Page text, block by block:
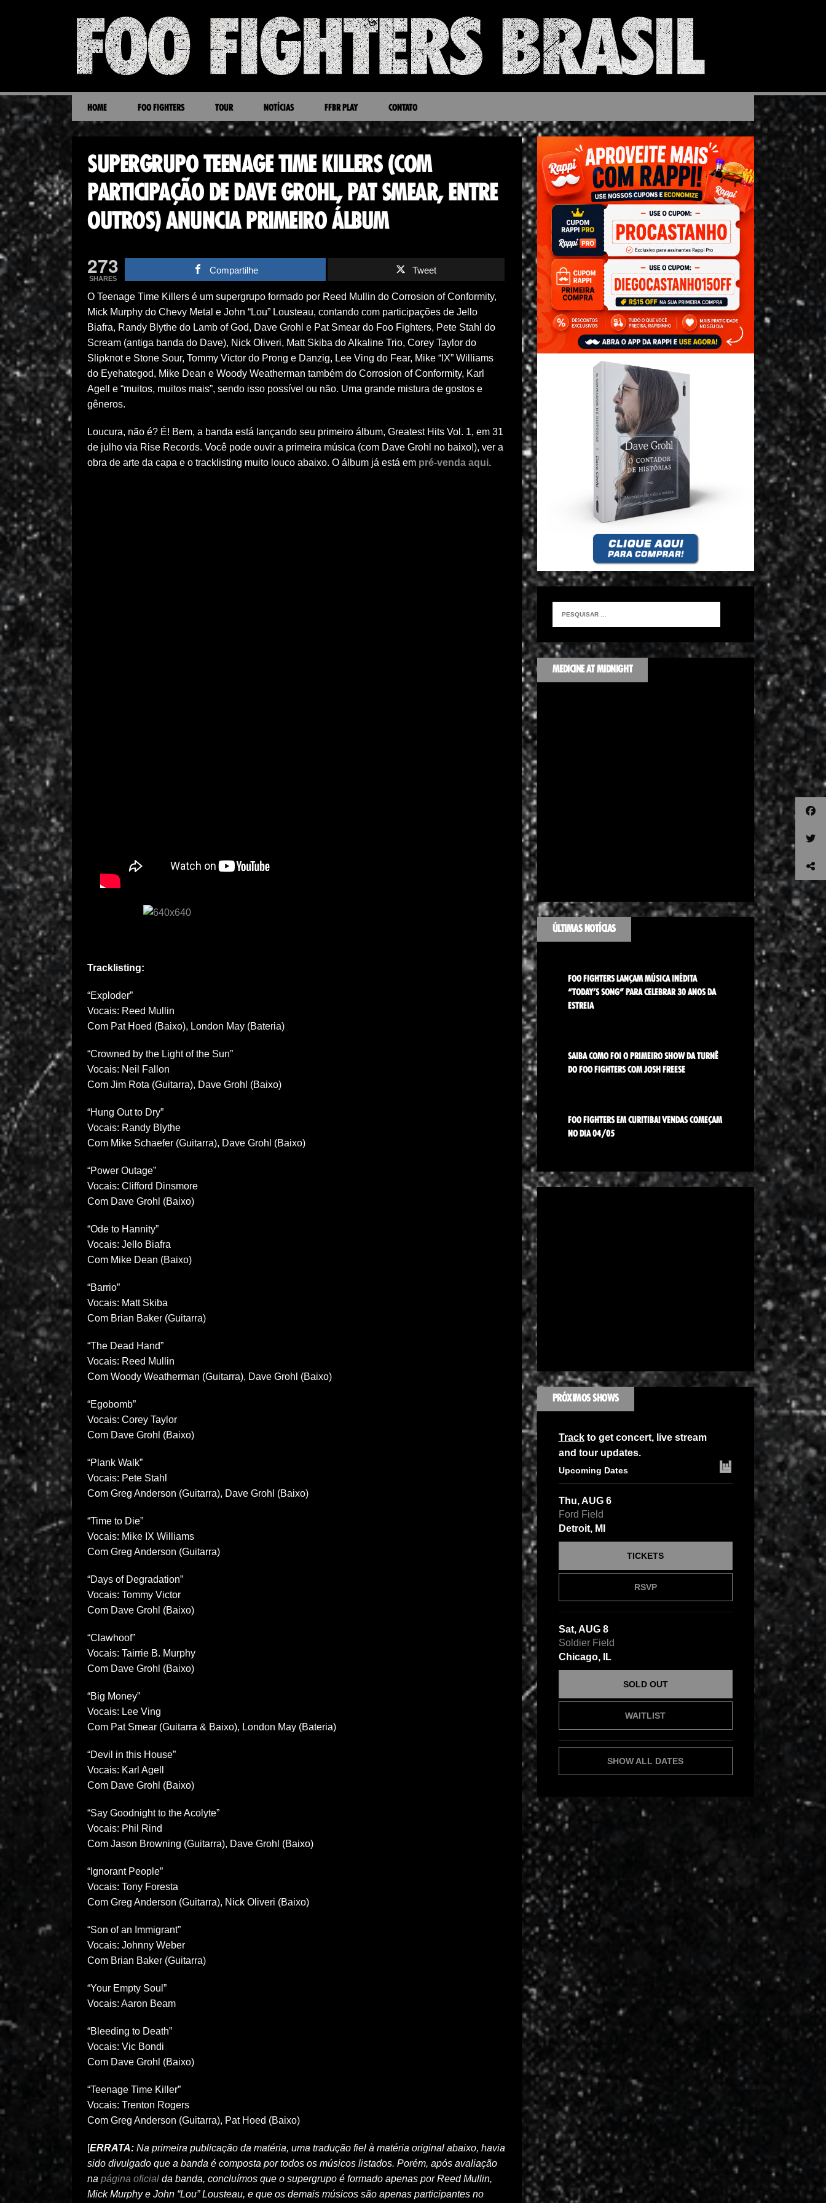
HOME FOO FIGHTERS TOUR NOTÍCIAS FFBR PLAY CONTATO
SUPERGRUPO TEENAGE TIME KILLERS (COM
PARTICIPAÇÃO DE DAVE GROHL, PAT SMEAR, ENTRE
OUTROS) ANUNCIA PRIMEIRO ÁLBUM
273
SHARES
Compartilhe Tweet
O Teenage Time Killers é um supergrupo formado por Reed Mullin do Corrosion of Conformity,
Mick Murphy do Chevy Metal e John “Lou” Lousteau, contando com participações de Jello
Biafra, Randy Blythe do Lamb of God, Dave Grohl e Pat Smear do Foo Fighters, Pete Stahl do
Scream (antiga banda do Dave), Nick Oliveri, Matt Skiba do Alkaline Trio, Corey Taylor do
Slipknot e Stone Sour, Tommy Victor do Prong e Danzig, Lee Ving do Fear, Mike “IX” Williams
do Eyehategod, Mike Dean e Woody Weatherman também do Corrosion of Conformity, Karl
Agell e “muitos, muitos mais”, sendo isso possível ou não. Uma grande mistura de gostos e
gêneros.
Loucura, não é? É! Bem, a banda está lançando seu primeiro álbum, Greatest Hits Vol. 1, em 31
de julho via Rise Records. Você pode ouvir a primeira música (com Dave Grohl no baixo!), ver a
obra de arte da capa e o tracklisting muito louco abaixo. O álbum já está em pré-venda aqui.
Tracklisting:
“Exploder”
Vocais: Reed Mullin
Com Pat Hoed (Baixo), London May (Bateria)
“Crowned by the Light of the Sun”
Vocais: Neil Fallon
Com Jim Rota (Guitarra), Dave Grohl (Baixo)
“Hung Out to Dry”
Vocais: Randy Blythe
Com Mike Schaefer (Guitarra), Dave Grohl (Baixo)
“Power Outage”
Vocais: Clifford Dinsmore
Com Dave Grohl (Baixo)
“Ode to Hannity”
Vocais: Jello Biafra
Com Mike Dean (Baixo)
“Barrio”
Vocais: Matt Skiba
Com Brian Baker (Guitarra)
“The Dead Hand”
Vocais: Reed Mullin
Com Woody Weatherman (Guitarra), Dave Grohl (Baixo)
“Egobomb”
Vocais: Corey Taylor
Com Dave Grohl (Baixo)
“Plank Walk”
Vocais: Pete Stahl
Com Greg Anderson (Guitarra), Dave Grohl (Baixo)
“Time to Die”
Vocais: Mike IX Williams
Com Greg Anderson (Guitarra)
“Days of Degradation”
Vocais: Tommy Victor
Com Dave Grohl (Baixo)
“Clawhoof”
Vocais: Tairrie B. Murphy
Com Dave Grohl (Baixo)
“Big Money”
Vocais: Lee Ving
Com Pat Smear (Guitarra & Baixo), London May (Bateria)
“Devil in this House”
Vocais: Karl Agell
Com Dave Grohl (Baixo)
“Say Goodnight to the Acolyte”
Vocais: Phil Rind
Com Jason Browning (Guitarra), Dave Grohl (Baixo)
“Ignorant People”
Vocais: Tony Foresta
Com Greg Anderson (Guitarra), Nick Oliveri (Baixo)
“Son of an Immigrant”
Vocais: Johnny Weber
Com Brian Baker (Guitarra)
“Your Empty Soul”
Vocais: Aaron Beam
“Bleeding to Death”
Vocais: Vic Bondi
Com Dave Grohl (Baixo)
“Teenage Time Killer”
Vocais: Trenton Rogers
Com Greg Anderson (Guitarra), Pat Hoed (Baixo)
[ERRATA: Na primeira publicação da matéria, uma tradução fiel à matéria original abaixo, havia
sido divulgado que a banda é composta por todos os músicos listados. Porém, após avaliação
na página oficial da banda, concluímos que o supergrupo é formado apenas por Reed Mullin,
Mick Murphy e John “Lou” Lousteau, e que os demais músicos são apenas participantes no
MEDICINE AT MIDNIGHT
ÚLTIMAS NOTÍCIAS
FOO FIGHTERS LANÇAM MÚSICA INÉDITA
“TODAY’S SONG” PARA CELEBRAR 30 ANOS DA
ESTREIA
SAIBA COMO FOI O PRIMEIRO SHOW DA TURNÊ
DO FOO FIGHTERS COM JOSH FREESE
FOO FIGHTERS EM CURITIBA! VENDAS COMEÇAM
NO DIA 04/05
PRÓXIMOS SHOWS
Trackto get concert, live stream
and tour updates.
Upcoming Dates
Thu, AUG 6
Ford Field
Detroit, MI
RSVP
TICKETS
Sat, AUG 8
Soldier Field
Chicago, IL
WAITLIST
SOLD OUT
SHOW ALL DATES